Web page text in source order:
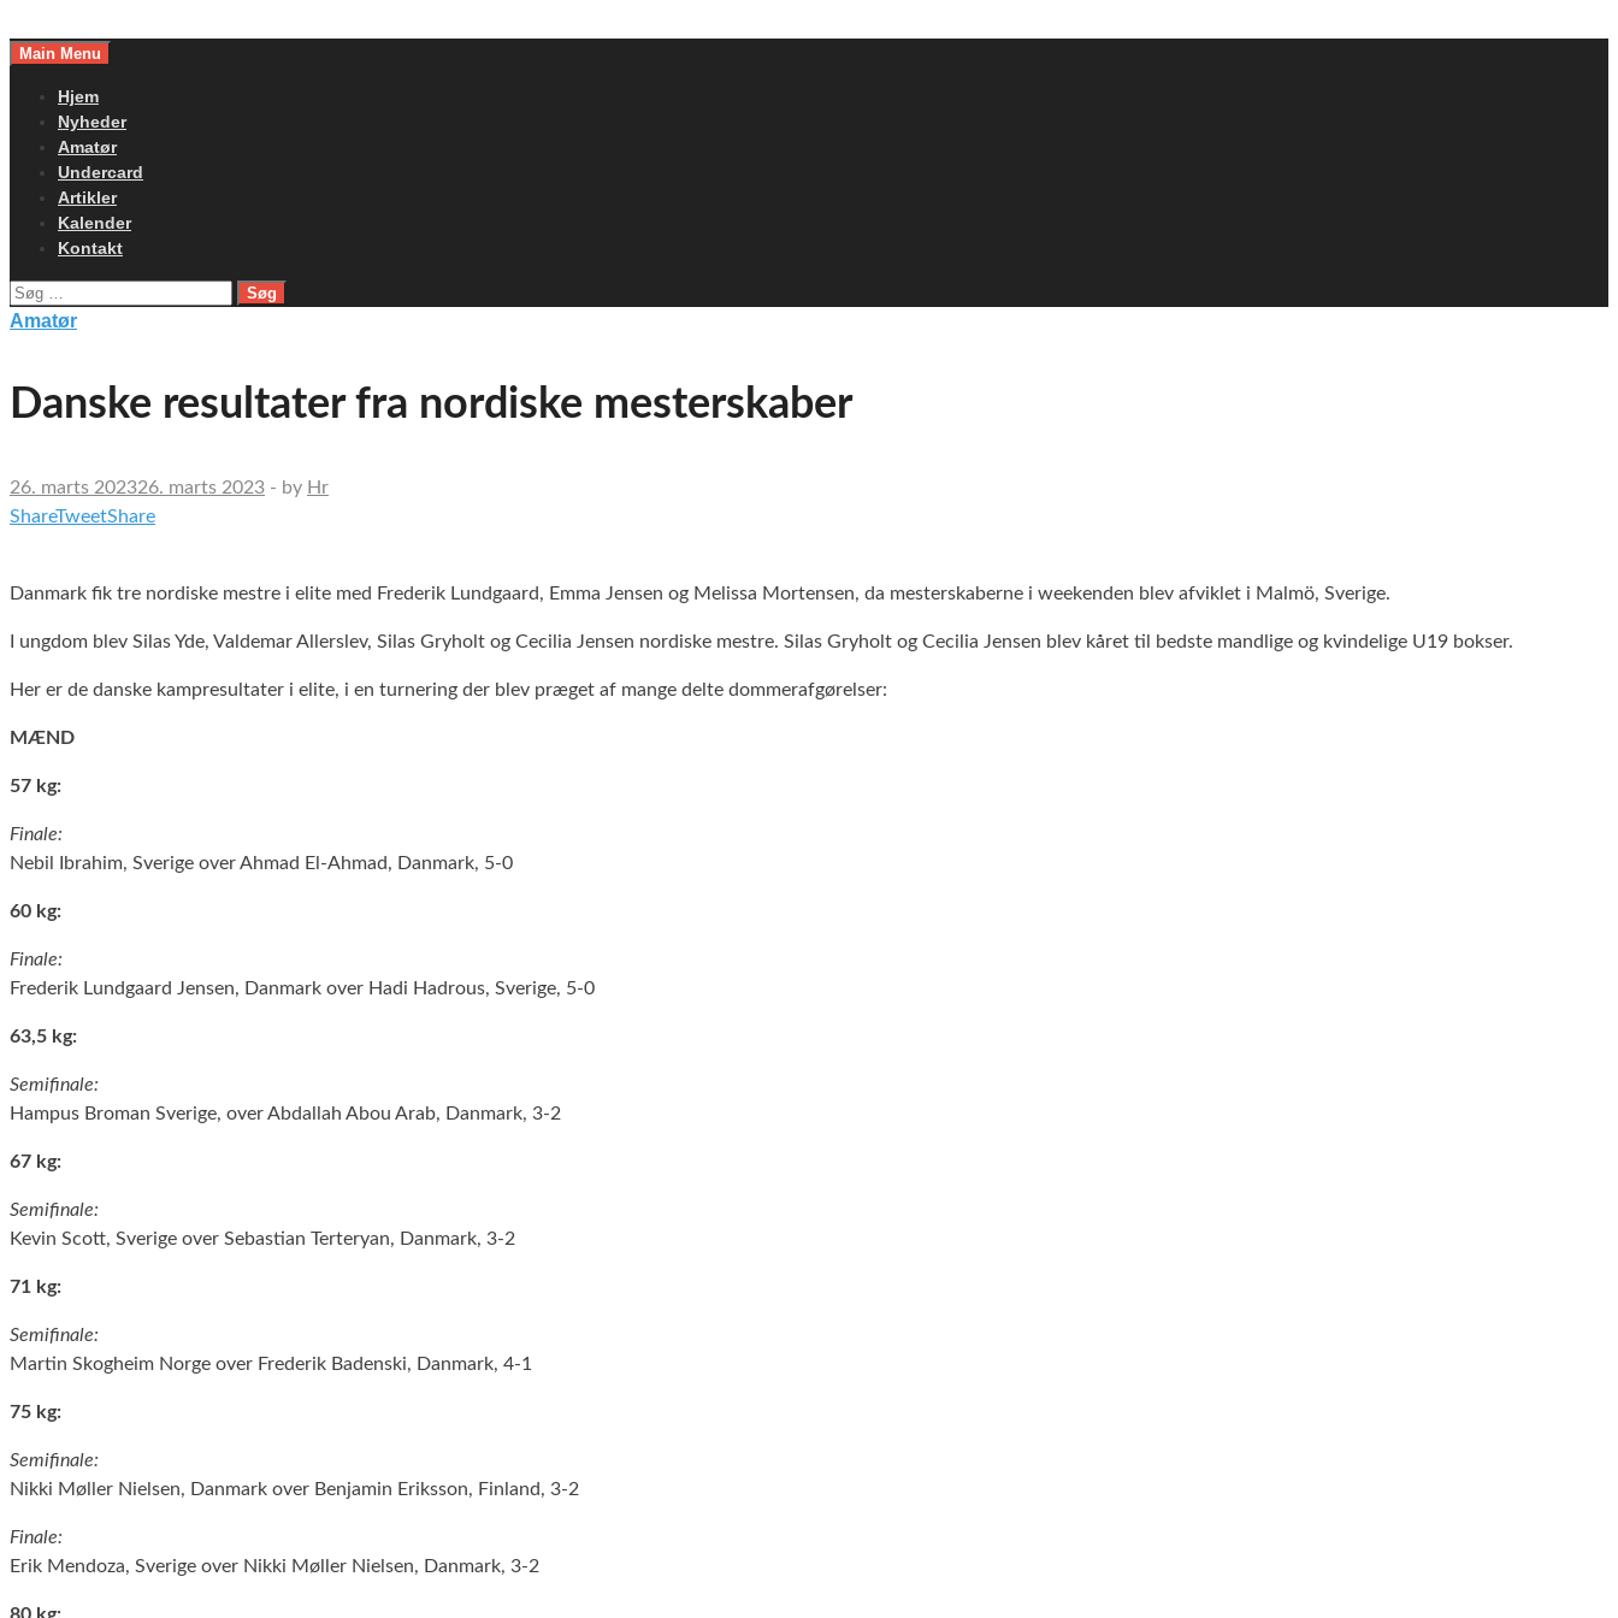
toMain Menu
Hjem
Nyheder
Amatør
Undercard
Artikler
Kalender
Kontakt
Søg
efter:
Amatør
Danske resultater fra nordiske mesterskaber
26. marts 202326. marts 2023 - by Hr
ShareTweetShare
Danmark fik tre nordiske mestre i elite med Frederik Lundgaard, Emma Jensen og Melissa Mortensen, da mesterskaberne i weekenden blev afviklet i Malmö, Sverige.
I ungdom blev Silas Yde, Valdemar Allerslev, Silas Gryholt og Cecilia Jensen nordiske mestre. Silas Gryholt og Cecilia Jensen blev kåret til bedste mandlige og kvindelige U19 bokser.
Her er de danske kampresultater i elite, i en turnering der blev præget af mange delte dommerafgørelser:
MÆND
57 kg:
Finale:
Nebil Ibrahim, Sverige over Ahmad El-Ahmad, Danmark, 5-0
60 kg:
Finale:
Frederik Lundgaard Jensen, Danmark over Hadi Hadrous, Sverige, 5-0
63,5 kg:
Semifinale:
Hampus Broman Sverige, over Abdallah Abou Arab, Danmark, 3-2
67 kg:
Semifinale:
Kevin Scott, Sverige over Sebastian Terteryan, Danmark, 3-2
71 kg:
Semifinale:
Martin Skogheim Norge over Frederik Badenski, Danmark, 4-1
75 kg:
Semifinale:
Nikki Møller Nielsen, Danmark over Benjamin Eriksson, Finland, 3-2
Finale:
Erik Mendoza, Sverige over Nikki Møller Nielsen, Danmark, 3-2
80 kg: